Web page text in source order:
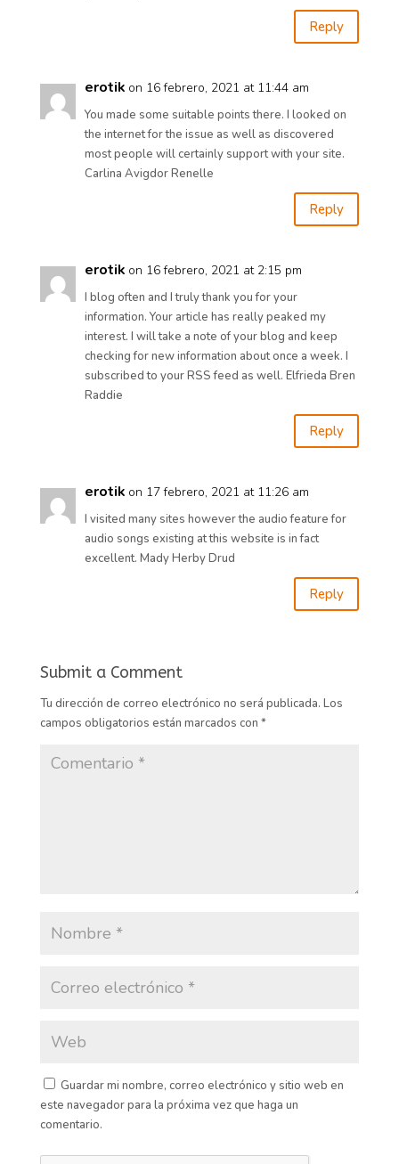
Reply
erotik on 16 febrero, 2021 at 11:44 am
You made some suitable points there. I looked on
the internet for the issue as well as discovered
most people will certainly support with your site.
Carlina Avigdor Renelle
Reply
erotik on 16 febrero, 2021 at 2:15 pm
I blog often and I truly thank you for your
information. Your article has really peaked my
interest. I will take a note of your blog and keep
checking for new information about once a week. I
subscribed to your RSS feed as well. Elfrieda Bren
Raddie
Reply
erotik on 17 febrero, 2021 at 11:26 am
I visited many sites however the audio feature for
audio songs existing at this website is in fact
excellent. Mady Herby Drud
Reply
Submit a Comment
Tu dirección de correo electrónico no será publicada. Los
campos obligatorios están marcados con *
Guardar mi nombre, correo electrónico y sitio web en
este navegador para la próxima vez que haga un
comentario.